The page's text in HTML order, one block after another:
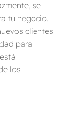
se
tu negocio.
clientes
para
los